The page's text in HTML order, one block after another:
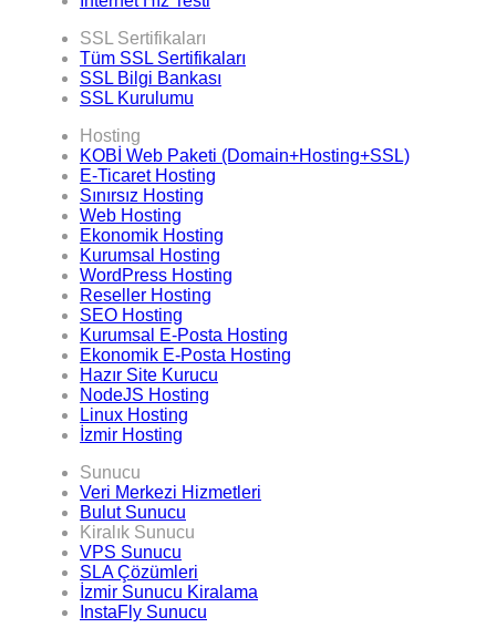
SSL Sertifikaları
Tüm SSL Sertifikaları
SSL Bilgi Bankası
SSL Kurulumu
Hosting
KOBİ Web Paketi (Domain+Hosting+SSL)
E-Ticaret Hosting
Sınırsız Hosting
Web Hosting
Ekonomik Hosting
Kurumsal Hosting
WordPress Hosting
Reseller Hosting
SEO Hosting
Kurumsal E-Posta Hosting
Ekonomik E-Posta Hosting
Hazır Site Kurucu
NodeJS Hosting
Linux Hosting
İzmir Hosting
Sunucu
Veri Merkezi Hizmetleri
Bulut Sunucu
Kiralık Sunucu
VPS Sunucu
SLA Çözümleri
İzmir Sunucu Kiralama
InstaFly Sunucu